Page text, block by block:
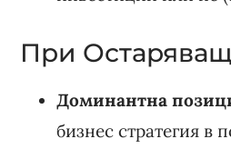
При
Доминантна
бизнес стратегия в